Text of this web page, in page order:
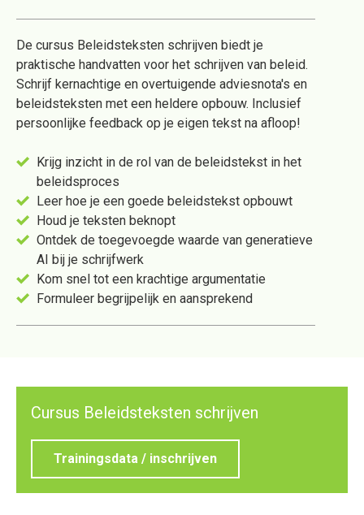
De cursus Beleidsteksten schrijven biedt je
praktische handvatten voor het schrijven van beleid.
Schrijf kernachtige en overtuigende adviesnota's en
beleidsteksten met een heldere opbouw. Inclusief
persoonlijke feedback op je eigen tekst na afloop!
Krijg inzicht in de rol van de beleidstekst in het
beleidsproces
Leer hoe je een goede beleidstekst opbouwt
Houd je teksten beknopt
Ontdek de toegevoegde waarde van generatieve
AI bij je schrijfwerk
Kom snel tot een krachtige argumentatie
Formuleer begrijpelijk en aansprekend
Cursus Beleidsteksten schrijven
Trainingsdata / inschrijven